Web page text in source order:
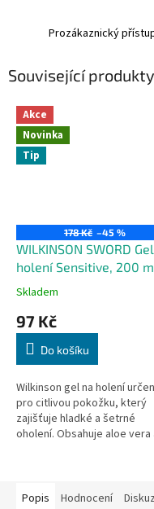
Prozákaznický
Související produkty
Akce
Novinka
Tip
178 Kč –45 %
WILKINSON SWORD
holení Sensitive, 200
Skladem
97 Kč
Do košíku
Wilkinson gel na holení
pro citlivou pokožku, který
zajišťuje hladké a šetrné
oholení. Obsahuje aloe vera
Popis Hodnocení